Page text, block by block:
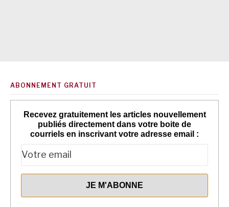
ABONNEMENT GRATUIT
Recevez gratuitement les articles nouvellement
publiés directement dans votre boite de
courriels en inscrivant votre adresse email :